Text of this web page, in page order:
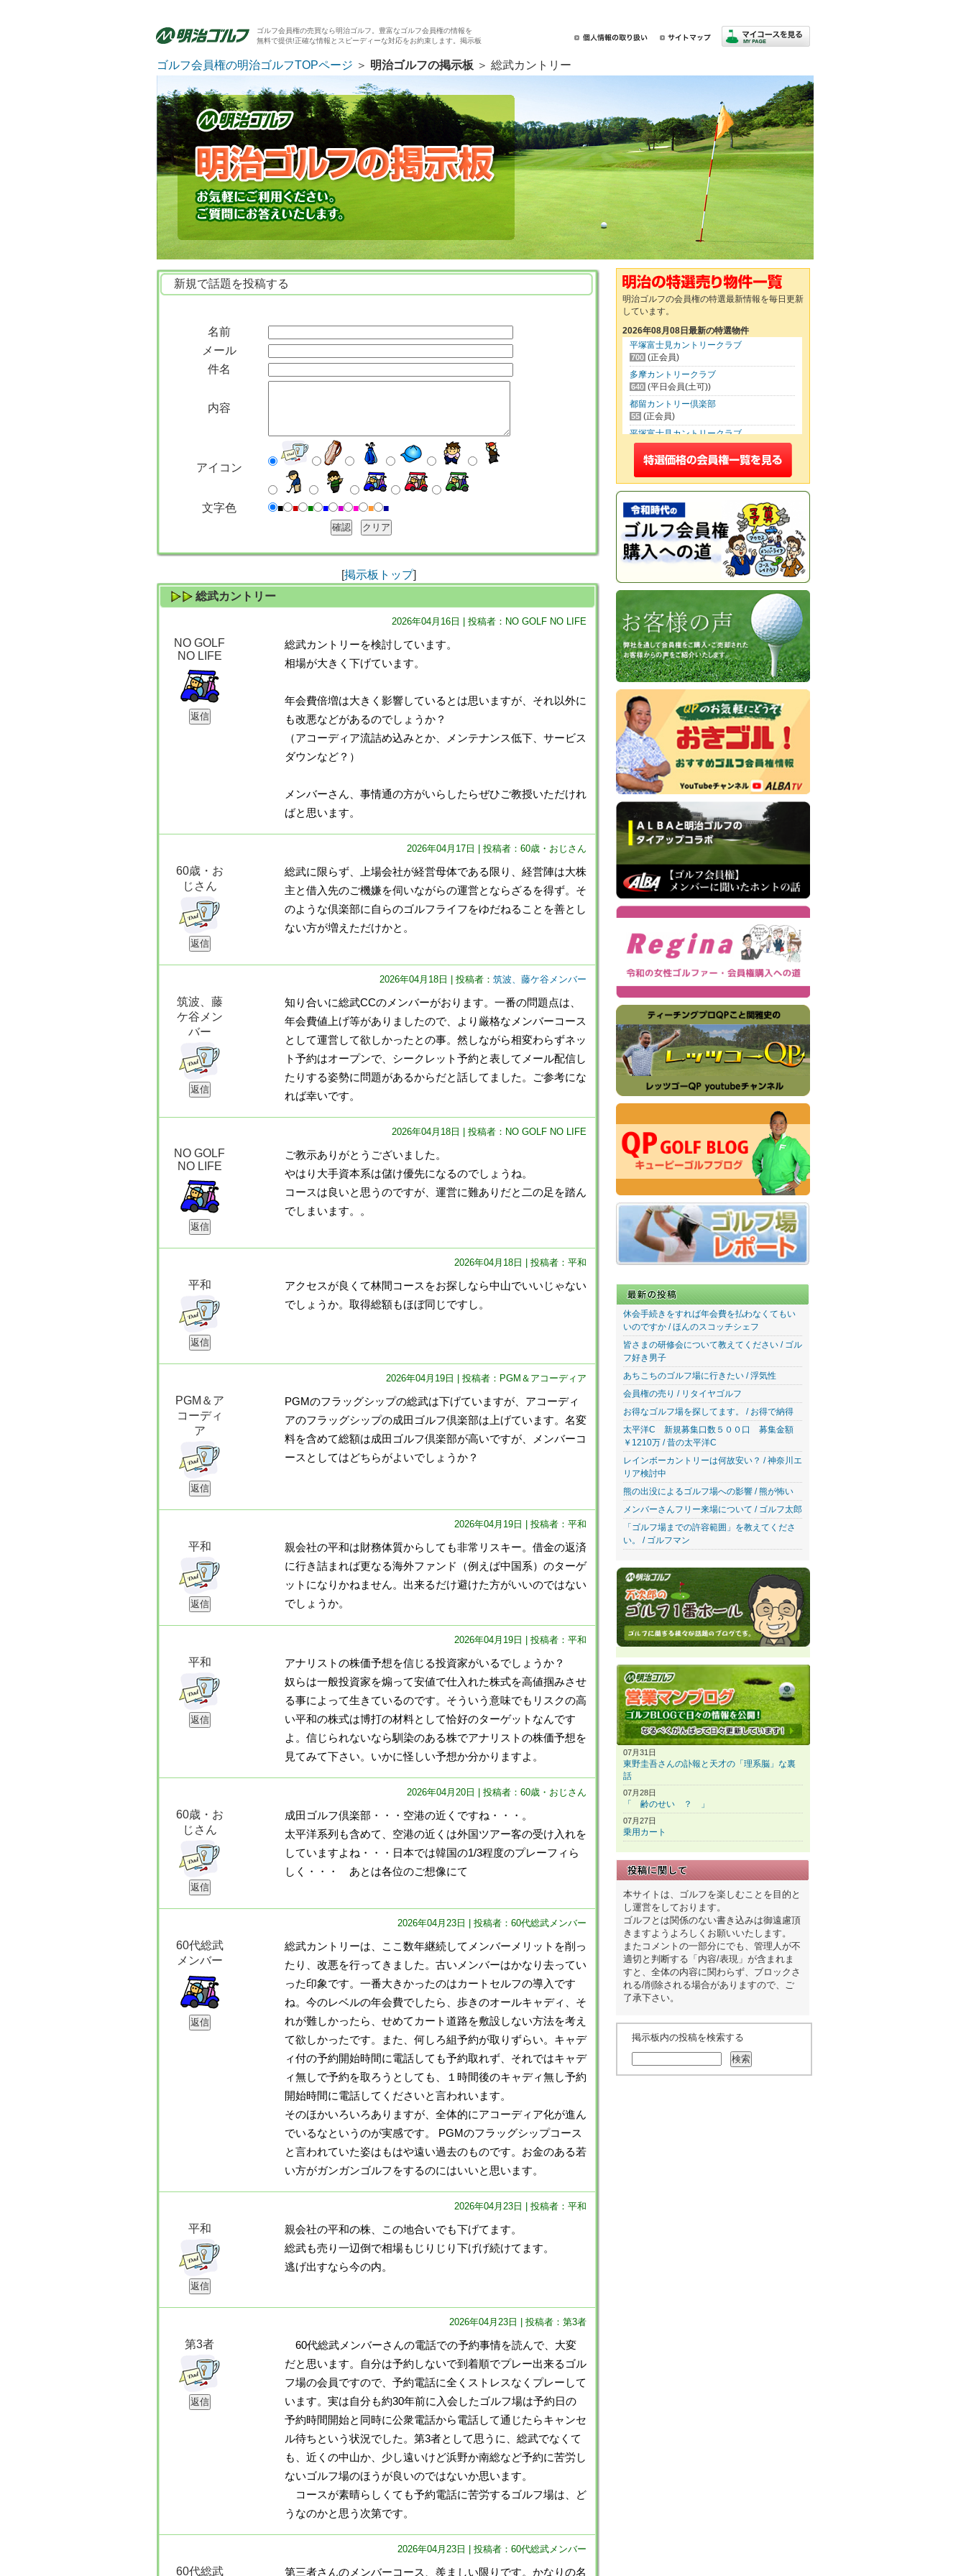
ゴルフ会員権の売買なら明治ゴルフ。豊富なゴルフ会員権の情報を
無料で提供!正確な情報とスピーディーな対応をお約束します。掲示板
ゴルフ会員権の明治ゴルフTOPページ ＞ 明治ゴルフの掲示板 ＞ 総武カントリー
明治ゴルフの会員権の特選最新情報を毎日更新
しています。
2026年08月08日最新の特選物件
平塚富士見カントリークラブ
700 (正会員)
多摩カントリークラブ
640 (平日会員(土可))
都留カントリー倶楽部
55 (正会員)
平塚富士見カントリークラブ
500(平日会員(土可))
筑波カントリークラブ
470
(平日会員(土可))
レイクウッドゴルフクラブ
3,400(正会員)
東松山カントリークラブ
250(正会員)
さいたま梨花カントリークラブ
20(正会員)
日本カントリークラブ
170(正会員)
高坂カントリークラブ
160 (正会員)
成田ヒルズカントリークラブ
130(婦人正会員)
成田ヒルズカントリークラブ
100(正会員)
狭山ゴルフ・クラブ
100 (平日会員(土可))
津久井湖ゴルフ倶楽部
80(正会員)
鴻巣カントリークラブ
70(正会員)
休会手続きをすれば年会費を払わなくてもい
いのですか / ほんのスコッチシェフ
皆さまの研修会について教えてください / ゴル
フ好き男子
あちこちのゴルフ場に行きたい / 浮気性
会員権の売り / リタイヤゴルフ
お得なゴルフ場を探してます。 / お得で納得
太平洋C 新規募集口数５００口 募集金額
￥1210万 / 昔の太平洋C
レインボーカントリーは何故安い？ / 神奈川エ
リア検討中
熊の出没によるゴルフ場への影響 / 熊が怖い
メンバーさんフリー来場について / ゴルフ太郎
「ゴルフ場までの許容範囲」を教えてくださ
い。 / ゴルフマン
07月31日
東野圭吾さんの訃報と天才の「理系脳」な裏
話
07月28日
「 齢のせい ？ 」
07月27日
乗用カート
本サイトは、ゴルフを楽しむことを目的と
し運営をしております。
ゴルフとは関係のない書き込みは御遠慮頂
きますようよろしくお願いいたします。
またコメントの一部分にでも、管理人が不
適切と判断する「内容/表現」が含まれま
すと、全体の内容に関わらず、ブロックさ
れる/削除される場合がありますので、ご
了承下さい。
掲示板内の投稿を検索する
新規で話題を投稿する
名前
メール
件名
内容
アイコン
文字色 ■ ■ ■ ■ ■ ■ ■ ■
[掲示板トップ]
総武カントリー
2026年04月16日 | 投稿者：NO GOLF NO LIFE
NO GOLF
NO LIFE
総武カントリーを検討しています。
相場が大きく下げています。
年会費倍増は大きく影響しているとは思いますが、それ以外に
も改悪などがあるのでしょうか？
（アコーディア流詰め込みとか、メンテナンス低下、サービス
ダウンなど？）
メンバーさん、事情通の方がいらしたらぜひご教授いただけれ
ばと思います。
2026年04月17日 | 投稿者：60歳・おじさん
60歳・お
じさん
総武に限らず、上場会社が経営母体である限り、経営陣は大株
主と借入先のご機嫌を伺いながらの運営とならざるを得ず。そ
のような倶楽部に自らのゴルフライフをゆだねることを善とし
ない方が増えただけかと。
2026年04月18日 | 投稿者： 筑波、藤ケ谷メンバー
筑波、藤
ケ谷メン
バー
知り合いに総武CCのメンバーがおります。一番の問題点は、
年会費値上げ等がありましたので、より厳格なメンバーコース
として運営して欲しかったとの事。然しながら相変わらずネッ
ト予約はオープンで、シークレット予約と表してメール配信し
たりする姿勢に問題があるからだと話してました。ご参考にな
れば幸いです。
2026年04月18日 | 投稿者：NO GOLF NO LIFE
NO GOLF
NO LIFE
ご教示ありがとうございました。
やはり大手資本系は儲け優先になるのでしょうね。
コースは良いと思うのですが、運営に難ありだと二の足を踏ん
でしまいます。。
2026年04月18日 | 投稿者：平和
平和
アクセスが良くて林間コースをお探しなら中山でいいじゃない
でしょうか。取得総額もほぼ同じですし。
2026年04月19日 | 投稿者：PGM＆アコーディア
PGM＆ア
コーディ
ア
PGMのフラッグシップの総武は下げていますが、アコーディ
アのフラッグシップの成田ゴルフ倶楽部は上げています。名変
料を含めて総額は成田ゴルフ倶楽部が高いですが、メンバーコ
ースとしてはどちらがよいでしょうか？
2026年04月19日 | 投稿者：平和
平和
親会社の平和は財務体質からしても非常リスキー。借金の返済
に行き詰まれば更なる海外ファンド（例えば中国系）のターゲ
ットになりかねません。出来るだけ避けた方がいいのではない
でしょうか。
2026年04月19日 | 投稿者：平和
平和
アナリストの株価予想を信じる投資家がいるでしょうか？
奴らは一般投資家を煽って安値で仕入れた株式を高値掴みさせ
る事によって生きているのです。そういう意味でもリスクの高
い平和の株式は博打の材料として恰好のターゲットなんです
よ。信じられないなら馴染のある株でアナリストの株価予想を
見てみて下さい。いかに怪しい予想か分かりますよ。
2026年04月20日 | 投稿者：60歳・おじさん
60歳・お
じさん
成田ゴルフ倶楽部・・・空港の近くですね・・・。
太平洋系列も含めて、空港の近くは外国ツアー客の受け入れを
していますよね・・・日本では韓国の1/3程度のプレーフィら
しく・・・ あとは各位のご想像にて
2026年04月23日 | 投稿者：60代総武メンバー
60代総武
メンバー
総武カントリーは、ここ数年継続してメンバーメリットを削っ
たり、改悪を行ってきました。古いメンバーはかなり去ってい
った印象です。一番大きかったのはカートセルフの導入です
ね。今のレベルの年会費でしたら、歩きのオールキャディ、そ
れが難しかったら、せめてカート道路を敷設しない方法を考え
て欲しかったです。また、何しろ組予約が取りずらい。キャデ
ィ付の予約開始時間に電話しても予約取れず、それではキャデ
ィ無しで予約を取ろうとしても、１時間後のキャディ無し予約
開始時間に電話してくださいと言われいます。
そのほかいろいろありますが、全体的にアコーディア化が進ん
でいるなというのが実感です。 PGMのフラッグシップコース
と言われていた姿はもはや遠い過去のものです。お金のある若
い方がガンガンゴルフをするのにはいいと思います。
2026年04月23日 | 投稿者：平和
平和
親会社の平和の株、この地合いでも下げてます。
総武も売り一辺倒で相場もじりじり下げげ続けてます。
逃げ出すなら今の内。
2026年04月23日 | 投稿者：第3者
第3者
60代総武メンバーさんの電話での予約事情を読んで、大変
だと思います。自分は予約しないで到着順でプレー出来るゴル
フ場の会員ですので、予約電話に全くストレスなくプレーして
います。実は自分も約30年前に入会したゴルフ場は予約日の
予約時間開始と同時に公衆電話から電話して通じたらキャンセ
ル待ちという状況でした。第3者として思うに、総武でなくて
も、近くの中山か、少し遠いけど浜野か南総など予約に苦労し
ないゴルフ場のほうが良いのではないか思います。
コースが素晴らしくても予約電話に苦労するゴルフ場は、ど
うなのかと思う次第です。
2026年04月23日 | 投稿者：60代総武メンバー
60代総武 第三者さんのメンバーコース、羨ましい限りです。かなりの名